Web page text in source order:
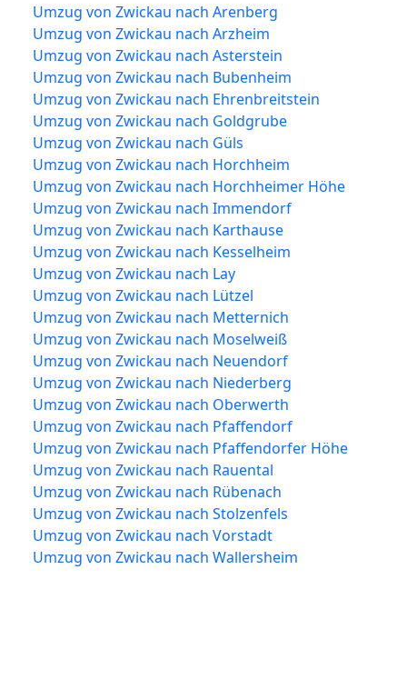
Umzug von Zwickau nach Arenberg
Umzug von Zwickau nach Arzheim
Umzug von Zwickau nach Asterstein
Umzug von Zwickau nach Bubenheim
Umzug von Zwickau nach Ehrenbreitstein
Umzug von Zwickau nach Goldgrube
Umzug von Zwickau nach Güls
Umzug von Zwickau nach Horchheim
Umzug von Zwickau nach Horchheimer Höhe
Umzug von Zwickau nach Immendorf
Umzug von Zwickau nach Karthause
Umzug von Zwickau nach Kesselheim
Umzug von Zwickau nach Lay
Umzug von Zwickau nach Lützel
Umzug von Zwickau nach Metternich
Umzug von Zwickau nach Moselweiß
Umzug von Zwickau nach Neuendorf
Umzug von Zwickau nach Niederberg
Umzug von Zwickau nach Oberwerth
Umzug von Zwickau nach Pfaffendorf
Umzug von Zwickau nach Pfaffendorfer Höhe
Umzug von Zwickau nach Rauental
Umzug von Zwickau nach Rübenach
Umzug von Zwickau nach Stolzenfels
Umzug von Zwickau nach Vorstadt
Umzug von Zwickau nach Wallersheim